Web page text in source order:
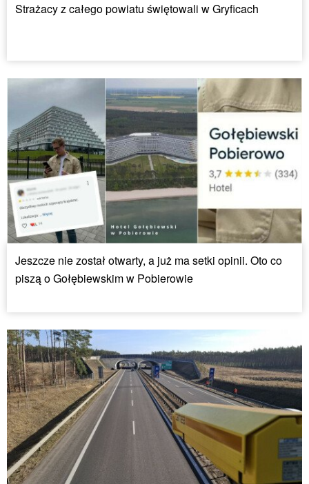
Strażacy z całego powiatu świętowali w Gryficach
Jeszcze nie został otwarty, a już ma setki opinii. Oto co
piszą o Gołębiewskim w Pobierowie